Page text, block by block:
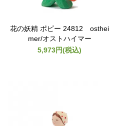
花の妖精 ポピー 24812 osthei
mer/オストハイマー
5,973円(税込)